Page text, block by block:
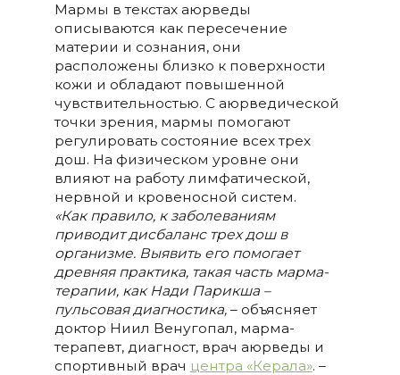
Мармы в текстах аюрведы
описываются как пересечение
материи и сознания, они
расположены близко к поверхности
кожи и обладают повышенной
чувствительностью. С аюрведической
точки зрения, мармы помогают
регулировать состояние всех трех
дош. На физическом уровне они
влияют на работу лимфатической,
нервной и кровеносной систем.
«Как правило, к заболеваниям
приводит дисбаланс трех дош в
организме. Выявить его помогает
древняя практика, такая часть марма-
терапии, как Нади Парикша –
пульсовая диагностика,– объясняет
доктор Ниил Венугопал, марма-
терапевт, диагност, врач аюрведы и
спортивный врач центра «Керала». –